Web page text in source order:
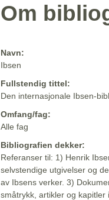
Om
Navn:
Ibsen
Fullstendig tittel:
Den internasjonale Ibsen-
Omfang/fag:
Alle fag
Bibliografien dekker:
Referanser til: 1) Henrik
selvstendige utgivelser og
av Ibsens verker. 3)
småtrykk, artikler og